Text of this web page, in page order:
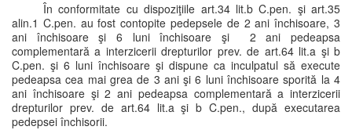
În conformitate cu dispoziţiile art.34 lit.b C.pen. şi art.35
alin.1 C.pen. au fost contopite pedepsele de 2 ani închisoare, 3
ani închisoare şi 6 luni închisoare şi 2 ani pedeapsa
complementară a interzicerii drepturilor prev. de art.64 lit.a şi b
C.pen. şi 6 luni închisoare şi dispune ca inculpatul să execute
pedeapsa cea mai grea de 3 ani şi 6 luni închisoare sporită la 4
ani închisoare şi 2 ani pedeapsa complementară a interzicerii
drepturilor prev. de art.64 lit.a şi b C.pen., după executarea
pedepsei închisorii.